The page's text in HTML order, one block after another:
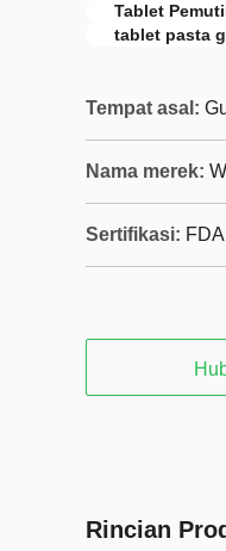
Tablet
tablet pasta
Tempat asal:
Nama merek:
Sertifikasi:
Rincian